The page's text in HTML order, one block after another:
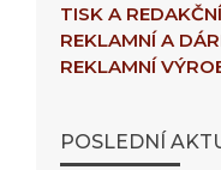
TISK A
REKLAMNÍ A
REKLAMNÍ
POSLEDNÍ